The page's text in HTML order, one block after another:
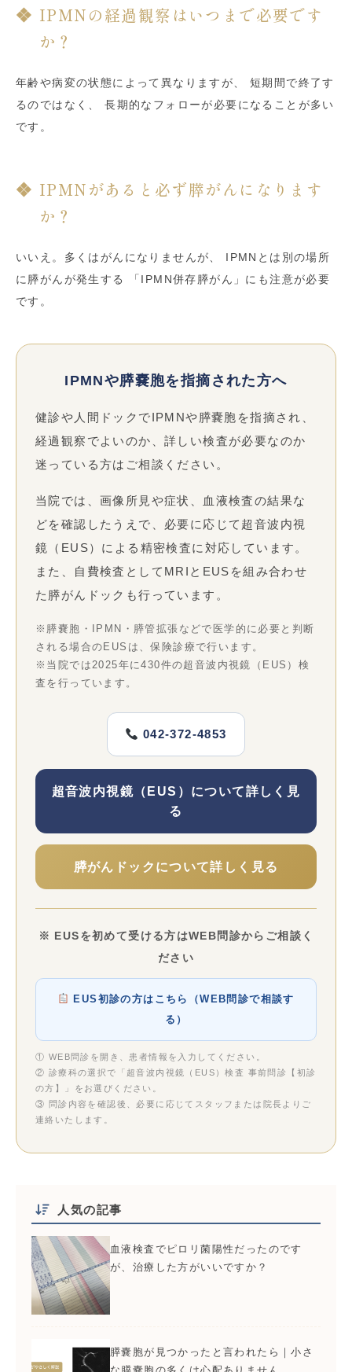
IPMNの経過観察はいつまで必要です
か？
年齢や病変の状態によって異なりますが、 短期間で終了す
るのではなく、 長期的なフォローが必要になることが多い
です。
IPMNがあると必ず膵がんになります
か？
いいえ。多くはがんになりませんが、 IPMNとは別の場所
に膵がんが発生する 「IPMN併存膵がん」にも注意が必要
です。
IPMNや膵嚢胞を指摘された方へ
健診や人間ドックでIPMNや膵嚢胞を指摘され、
経過観察でよいのか、詳しい検査が必要なのか
迷っている方はご相談ください。
当院では、画像所見や症状、血液検査の結果な
どを確認したうえで、必要に応じて超音波内視
鏡（EUS）による精密検査に対応しています。
また、自費検査としてMRIとEUSを組み合わせ
た膵がんドックも行っています。
※膵嚢胞・IPMN・膵管拡張などで医学的に必要と判断
される場合のEUSは、保険診療で行います。
※当院では2025年に430件の超音波内視鏡（EUS）検
査を行っています。
042-372-4853
超音波内視鏡（EUS）について詳しく見
る
膵がんドックについて詳しく見る
※ EUSを初めて受ける方はWEB問診からご相談く
ださい
EUS初診の方はこちら（WEB問診で相談す
る）
① WEB問診を開き、患者情報を入力してください。
② 診療科の選択で「超音波内視鏡（EUS）検査 事前問診【初診
の方】」をお選びください。
③ 問診内容を確認後、必要に応じてスタッフまたは院長よりご
連絡いたします。
人気の記事
血液検査でピロリ菌陽性だったのです
が、治療した方がいいですか？
膵嚢胞が見つかったと言われたら｜小さ